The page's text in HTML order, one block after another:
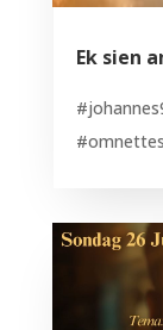
Ek sien